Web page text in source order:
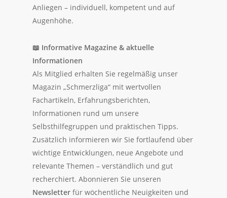
Anliegen – individuell, kompetent und auf
Augenhöhe.
📖 Informative Magazine & aktuelle
Informationen
Als Mitglied erhalten Sie regelmäßig unser
Magazin „Schmerzliga“ mit wertvollen
Fachartikeln, Erfahrungsberichten,
Informationen rund um unsere
Selbsthilfegruppen und praktischen Tipps.
Zusätzlich informieren wir Sie fortlaufend über
wichtige Entwicklungen, neue Angebote und
relevante Themen – verständlich und gut
recherchiert. Abonnieren Sie unseren
Newsletter für wöchentliche Neuigkeiten und